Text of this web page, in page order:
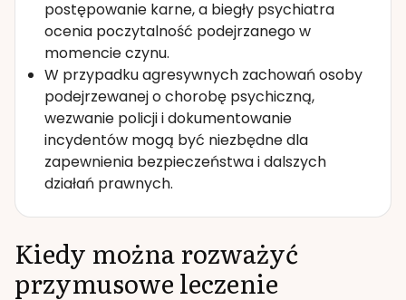
postępowanie karne, a biegły psychiatra
ocenia poczytalność podejrzanego w
momencie czynu.
W przypadku agresywnych zachowań osoby
podejrzewanej o chorobę psychiczną,
wezwanie policji i dokumentowanie
incydentów mogą być niezbędne dla
zapewnienia bezpieczeństwa i dalszych
działań prawnych.
Kiedy można rozważyć
przymusowe leczenie